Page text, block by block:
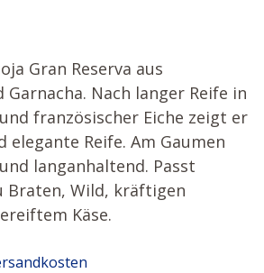
Gran Reserva aus
Nach langer Reife in
französischer Eiche zeigt er
elegante Reife. Am Gaumen
langanhaltend. Passt
Braten, Wild, kräftigen
Käse.